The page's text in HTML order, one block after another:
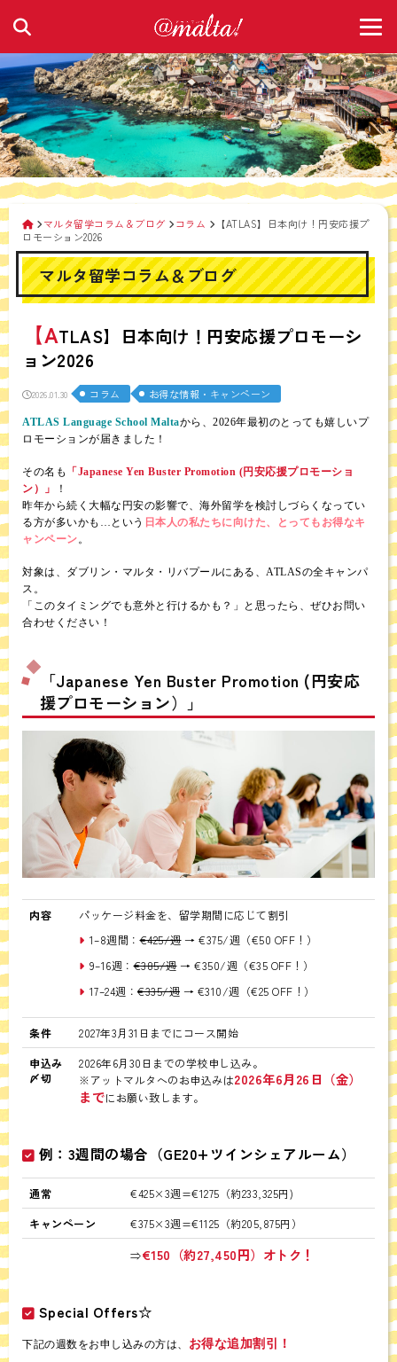
マルタ留学コラム＆ブログ コラム
【ATLAS】日本向け！円安応援プ
ロモーション2026
マルタ留学コラム＆ブログ
【ATLAS】日本向け！円安応援プロモーシ
ョン2026
2026.01.30 コラム お得な情報・キャンペーン
ATLAS Language School Maltaから、2026年最初のとっても嬉しいプ
ロモーションが届きました！
その名も
「Japanese Yen Buster Promotion (円安応援プロモーショ
ン）」
！
昨年から続く大幅な円安の影響で、海外留学を検討しづらくなってい
る方が多いかも…という 日本人の私たちに向けた、とってもお得なキ
ャンペーン。
対象は、ダブリン・マルタ・リバプールにある、ATLASの全キャンパ
ス。
「このタイミングでも意外と行けるかも？」と思ったら、ぜひお問い
合わせください！
「Japanese Yen Buster Promotion (円安応
援プロモーション）」
内容
パッケージ料金を、留学期間に応じて割引
1–8週間：€425/週→ €375/週（€50 OFF！）
9–16週：€385/週→ €350/週（€35 OFF！）
17–24週： €335/週 → €310/週（€25 OFF！）
条件
2027年3月31日までにコース開始
申込み
〆切
2026年6月30日までの学校申し込み。
※アットマルタへのお申込みは2026年6月26日（金）
までにお願い致します。
例：3週間の場合（GE20+ツインシェアルーム）
通常
€425×3週=€1275（約233,325円)
キャンペーン
€375×3週=€1125（約205,875円）
⇒€150（約27,450円）オトク！
Special Offers☆
下記の週数をお申し込みの方は、 お得な追加割引！